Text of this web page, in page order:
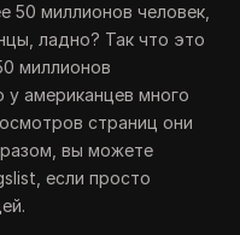
50 миллионов человек,
ладно? Так что это
миллионов
у американцев много
страниц они
вы можете
если просто